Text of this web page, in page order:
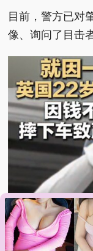
目前，警方已对
像、询问了目击